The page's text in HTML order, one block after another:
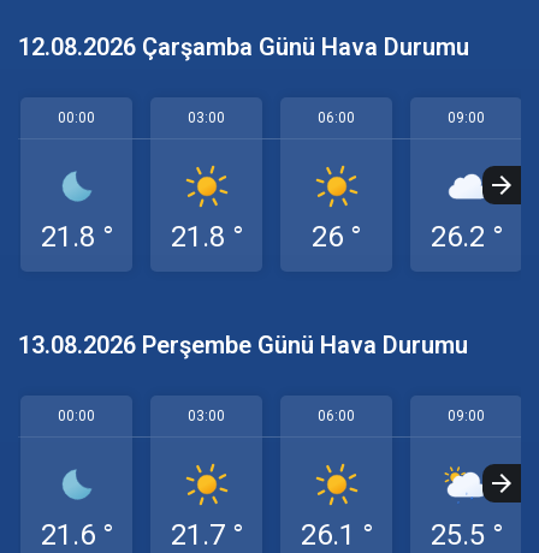
12.08.2026 Çarşamba Günü Hava Durumu
00:00
21.8 °
03:00
21.8 °
06:00
26 °
09:00
26.2 °
13.08.2026 Perşembe Günü Hava Durumu
00:00
21.6 °
03:00
21.7 °
06:00
26.1 °
09:00
25.5 °